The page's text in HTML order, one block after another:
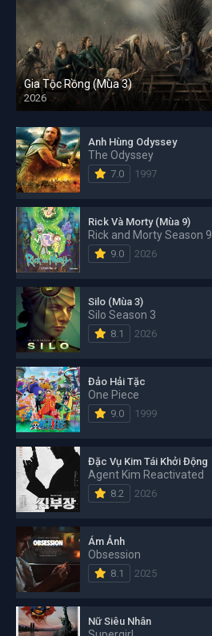
Gia Tộc Rồng (Mùa 3)
2026
Anh Hùng Odyssey
The Odyssey
7.0 1997
Rick Và Morty (Mùa 9)
Rick and Morty Season 9
9.0 2026
Silo (Mùa 3)
Silo Season 3
8.1 2026
Đảo Hải Tặc
One Piece
9.0 1999
Đặc Vụ Kim Tái Khởi Động
Agent Kim Reactivated
8.2 2026
Ám Ảnh
Obsession
8.1 2025
Nữ Siêu Nhân